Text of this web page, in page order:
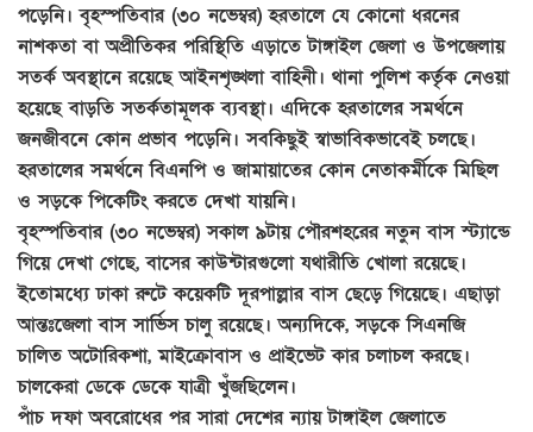
পড়েনি। বৃহস্পতিবার (৩০ নভেম্বর) হরতালে যে কোনো ধরনের
নাশকতা বা অপ্রীতিকর পরিস্থিতি এড়াতে টাঙ্গাইল জেলা ও উপজেলায়
সতর্ক অবস্থানে রয়েছে আইনশৃঙ্খলা বাহিনী। থানা পুলিশ কর্তৃক নেওয়া
হয়েছে বাড়তি সতর্কতামূলক ব্যবস্থা। এদিকে হরতালের সমর্থনে
জনজীবনে কোন প্রভাব পড়েনি। সবকিছুই স্বাভাবিকভাবেই চলছে।
হরতালের সমর্থনে বিএনপি ও জামায়াতের কোন নেতাকর্মীকে মিছিল
ও সড়কে পিকেটিং করতে দেখা যায়নি।
বৃহস্পতিবার (৩০ নভেম্বর) সকাল ৯টায় পৌরশহরের নতুন বাস স্ট্যান্ডে
গিয়ে দেখা গেছে, বাসের কাউন্টারগুলো যথারীতি খোলা রয়েছে।
ইতোমধ্যে ঢাকা রুটে কয়েকটি দূরপাল্লার বাস ছেড়ে গিয়েছে। এছাড়া
আন্তঃজেলা বাস সার্ভিস চালু রয়েছে। অন্যদিকে, সড়কে সিএনজি
চালিত অটোরিকশা, মাইক্রোবাস ও প্রাইভেট কার চলাচল করছে।
চালকেরা ডেকে ডেকে যাত্রী খুঁজছিলেন।
পাঁচ দফা অবরোধের পর সারা দেশের ন্যায় টাঙ্গাইল জেলাতে